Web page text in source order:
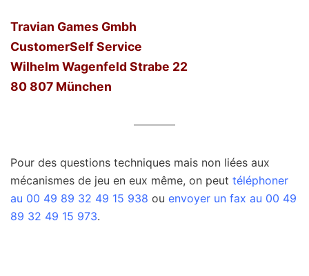
Travian Games Gmbh
CustomerSelf Service
Wilhelm Wagenfeld Strabe 22
80 807 München
Pour des questions techniques mais non liées aux
mécanismes de jeu en eux même, on peut téléphoner
au 00 49 89 32 49 15 938 ou envoyer un fax au 00 49
89 32 49 15 973.